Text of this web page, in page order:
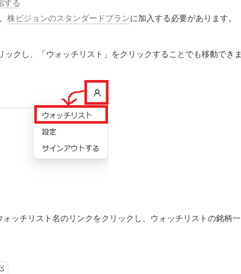
株ビジョンのスタンダードプランに加入する必要があります。
クし、「ウォッチリスト」をクリックすることでも移動できま
ッチリスト名のリンクをクリックし、ウォッチリストの銘柄一